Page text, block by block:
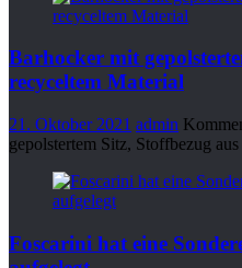
Barhocker mit
recyceltem Material
21. Oktober 2021 admin
gepolstertem Sitz, Stoffbezug
Foscarini hat eine